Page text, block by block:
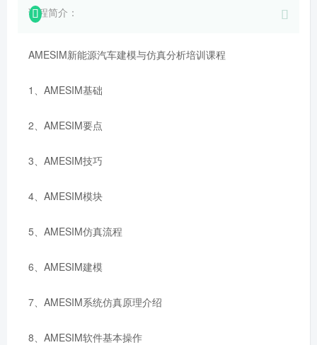
课程简介：
AMESIM新能源汽车建模与仿真分析培训课程
1、AMESIM基础
2、AMESIM要点
3、AMESIM技巧
4、AMESIM模块
5、AMESIM仿真流程
6、AMESIM建模
7、AMESIM系统仿真原理介绍
8、AMESIM软件基本操作